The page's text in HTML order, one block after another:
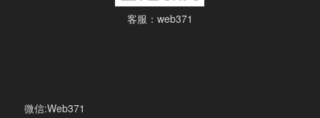
客服：web371
微信:Web371